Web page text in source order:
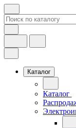
Каталог
Каталог